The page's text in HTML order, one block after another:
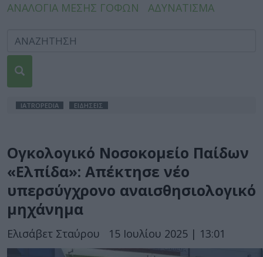
ΑΝΑΛΟΓΙΑ ΜΕΣΗΣ ΓΟΦΩΝ
ΑΔΥΝΑΤΙΣΜΑ
IATROPEDIA ΕΙΔΗΣΕΙΣ
Ογκολογικό Νοσοκομείο Παίδων
«Ελπίδα»: Απέκτησε νέο
υπερσύγχρονο αναισθησιολογικό
μηχάνημα
Ελισάβετ Σταύρου 15 Ιουλίου 2025 | 13:01